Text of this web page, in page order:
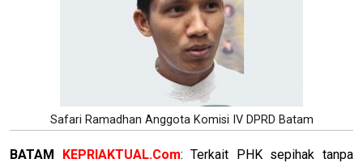
Safari Ramadhan Anggota Komisi IV DPRD Batam
BATAM KEPRIAKTUAL.Com: Terkait PHK sepihak tanpa